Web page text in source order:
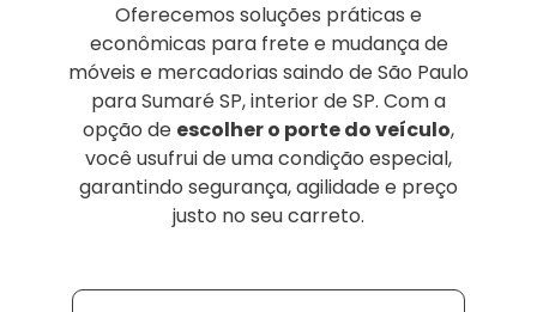
Oferecemos soluções práticas e
econômicas para frete e mudança de
móveis e mercadorias saindo de São Paulo
para Sumaré SP, interior de SP. Com a
opção de escolher o porte do veículo,
você usufrui de uma condição especial,
garantindo segurança, agilidade e preço
justo no seu carreto.